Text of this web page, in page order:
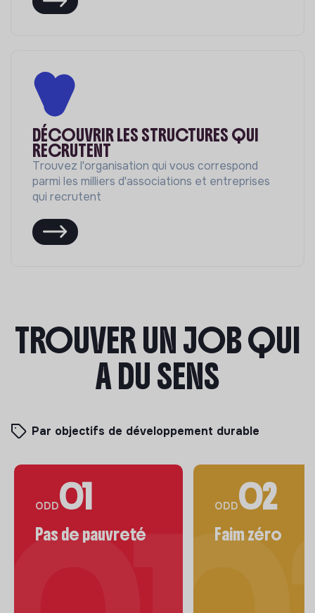
DÉCOUVRIR LES STRUCTURES QUI
RECRUTENT
Trouvez l'organisation qui vous correspond
parmi les milliers d'associations et entreprises
qui recrutent
TROUVER UN JOB QUI
A DU SENS
Par objectifs de développement durable
ODD01
Pas de pauvreté
ODD02
Faim zéro